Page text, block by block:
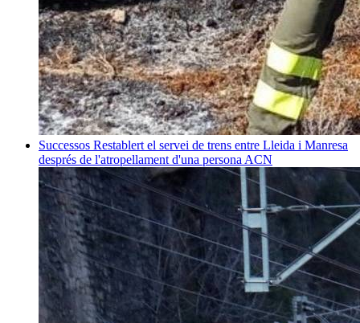
Successos Restablert el servei de trens entre Lleida i Manresa
després de l'atropellament d'una persona ACN